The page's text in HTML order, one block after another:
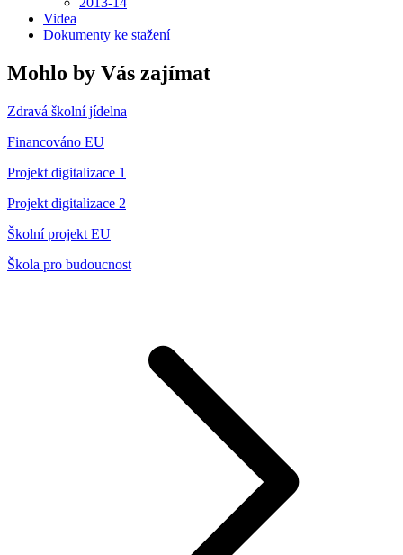
Videa
Dokumenty ke stažení
Mohlo by Vás zajímat
Zdravá školní jídelna
Financováno EU
Projekt digitalizace 1
Projekt digitalizace 2
Školní projekt EU
Škola pro budoucnost